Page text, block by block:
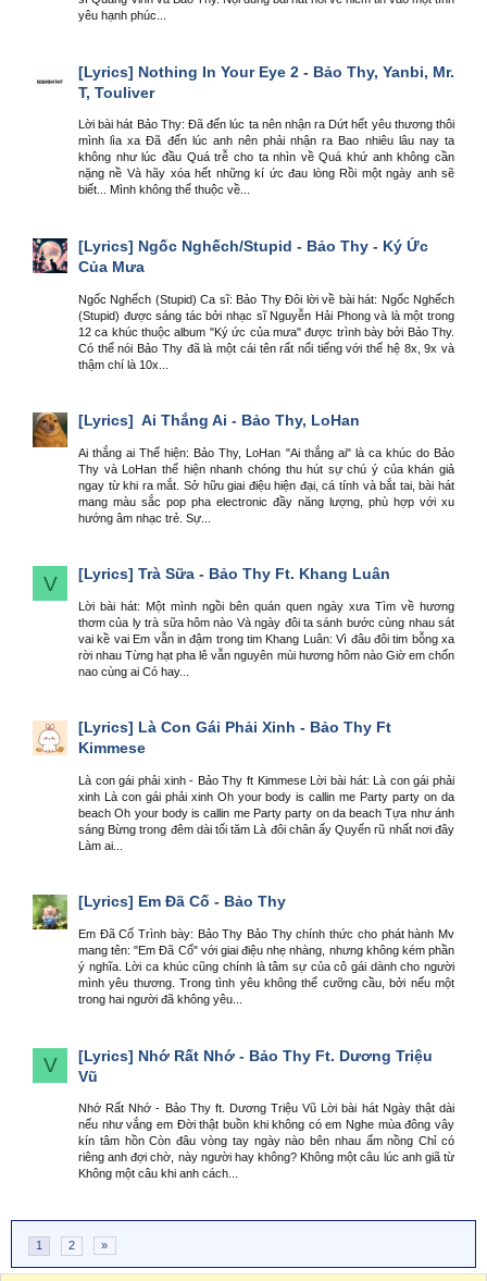
yêu hạnh phúc...
[Lyrics] Nothing In Your Eye 2 - Bảo Thy, Yanbi, Mr.
T, Touliver
Lời bài hát Bảo Thy: Đã đến lúc ta nên nhận ra Dứt hết yêu thương thôi
mình lìa xa Đã đến lúc anh nên phải nhận ra Bao nhiêu lâu nay ta
không như lúc đầu Quá trễ cho ta nhìn về Quá khứ anh không cần
nặng nề Và hãy xóa hết những kí ức đau lòng Rồi một ngày anh sẽ
biết... Mình không thể thuộc về...
[Lyrics] Ngốc Nghếch/Stupid - Bảo Thy - Ký Ức
Của Mưa
Ngốc Nghếch (Stupid) Ca sĩ: Bảo Thy Đôi lời về bài hát: Ngốc Nghếch
(Stupid) được sáng tác bởi nhạc sĩ Nguyễn Hải Phong và là một trong
12 ca khúc thuộc album "Ký ức của mưa" được trình bày bởi Bảo Thy.
Có thể nói Bảo Thy đã là một cái tên rất nổi tiếng với thế hệ 8x, 9x và
thậm chí là 10x...
[Lyrics] Ai Thắng Ai - Bảo Thy, LoHan
Ai thắng ai Thể hiện: Bảo Thy, LoHan "Ai thắng ai" là ca khúc do Bảo
Thy và LoHan thể hiện nhanh chóng thu hút sự chú ý của khán giả
ngay từ khi ra mắt. Sở hữu giai điệu hiện đại, cá tính và bắt tai, bài hát
mang màu sắc pop pha electronic đầy năng lượng, phù hợp với xu
hướng âm nhạc trẻ. Sự...
V [Lyrics] Trà Sữa - Bảo Thy Ft. Khang Luân
Lời bài hát: Một mình ngồi bên quán quen ngày xưa Tìm về hương
thơm của ly trà sữa hôm nào Và ngày đôi ta sánh bước cùng nhau sát
vai kề vai Em vẫn in đậm trong tim Khang Luân: Vì đâu đôi tim bỗng xa
rời nhau Từng hạt pha lê vẫn nguyên mùi hương hôm nào Giờ em chốn
nao cùng ai Có hay...
[Lyrics] Là Con Gái Phải Xinh - Bảo Thy Ft
Kimmese
Là con gái phải xinh - Bảo Thy ft Kimmese Lời bài hát: Là con gái phải
xinh Là con gái phải xinh Oh your body is callin me Party party on da
beach Oh your body is callin me Party party on da beach Tựa như ánh
sáng Bừng trong đêm dài tối tăm Là đôi chân ấy Quyến rũ nhất nơi đây
Làm ai...
[Lyrics] Em Đã Cố - Bảo Thy
Em Đã Cố Trình bày: Bảo Thy Bảo Thy chính thức cho phát hành Mv
mang tên: "Em Đã Cố" với giai điệu nhẹ nhàng, nhưng không kém phần
ý nghĩa. Lời ca khúc cũng chính là tâm sự của cô gái dành cho người
mình yêu thương. Trong tình yêu không thể cưỡng cầu, bởi nếu một
trong hai người đã không yêu...
V [Lyrics] Nhớ Rất Nhớ - Bảo Thy Ft. Dương Triệu
Vũ
Nhớ Rất Nhớ - Bảo Thy ft. Dương Triệu Vũ Lời bài hát Ngày thật dài
nếu như vắng em Đời thật buồn khi không có em Nghe mùa đông vây
kín tâm hồn Còn đâu vòng tay ngày nào bên nhau ấm nồng Chỉ có
riêng anh đợi chờ, này người hay không? Không một câu lúc anh giã từ
Không một câu khi anh cách...
1 2 »